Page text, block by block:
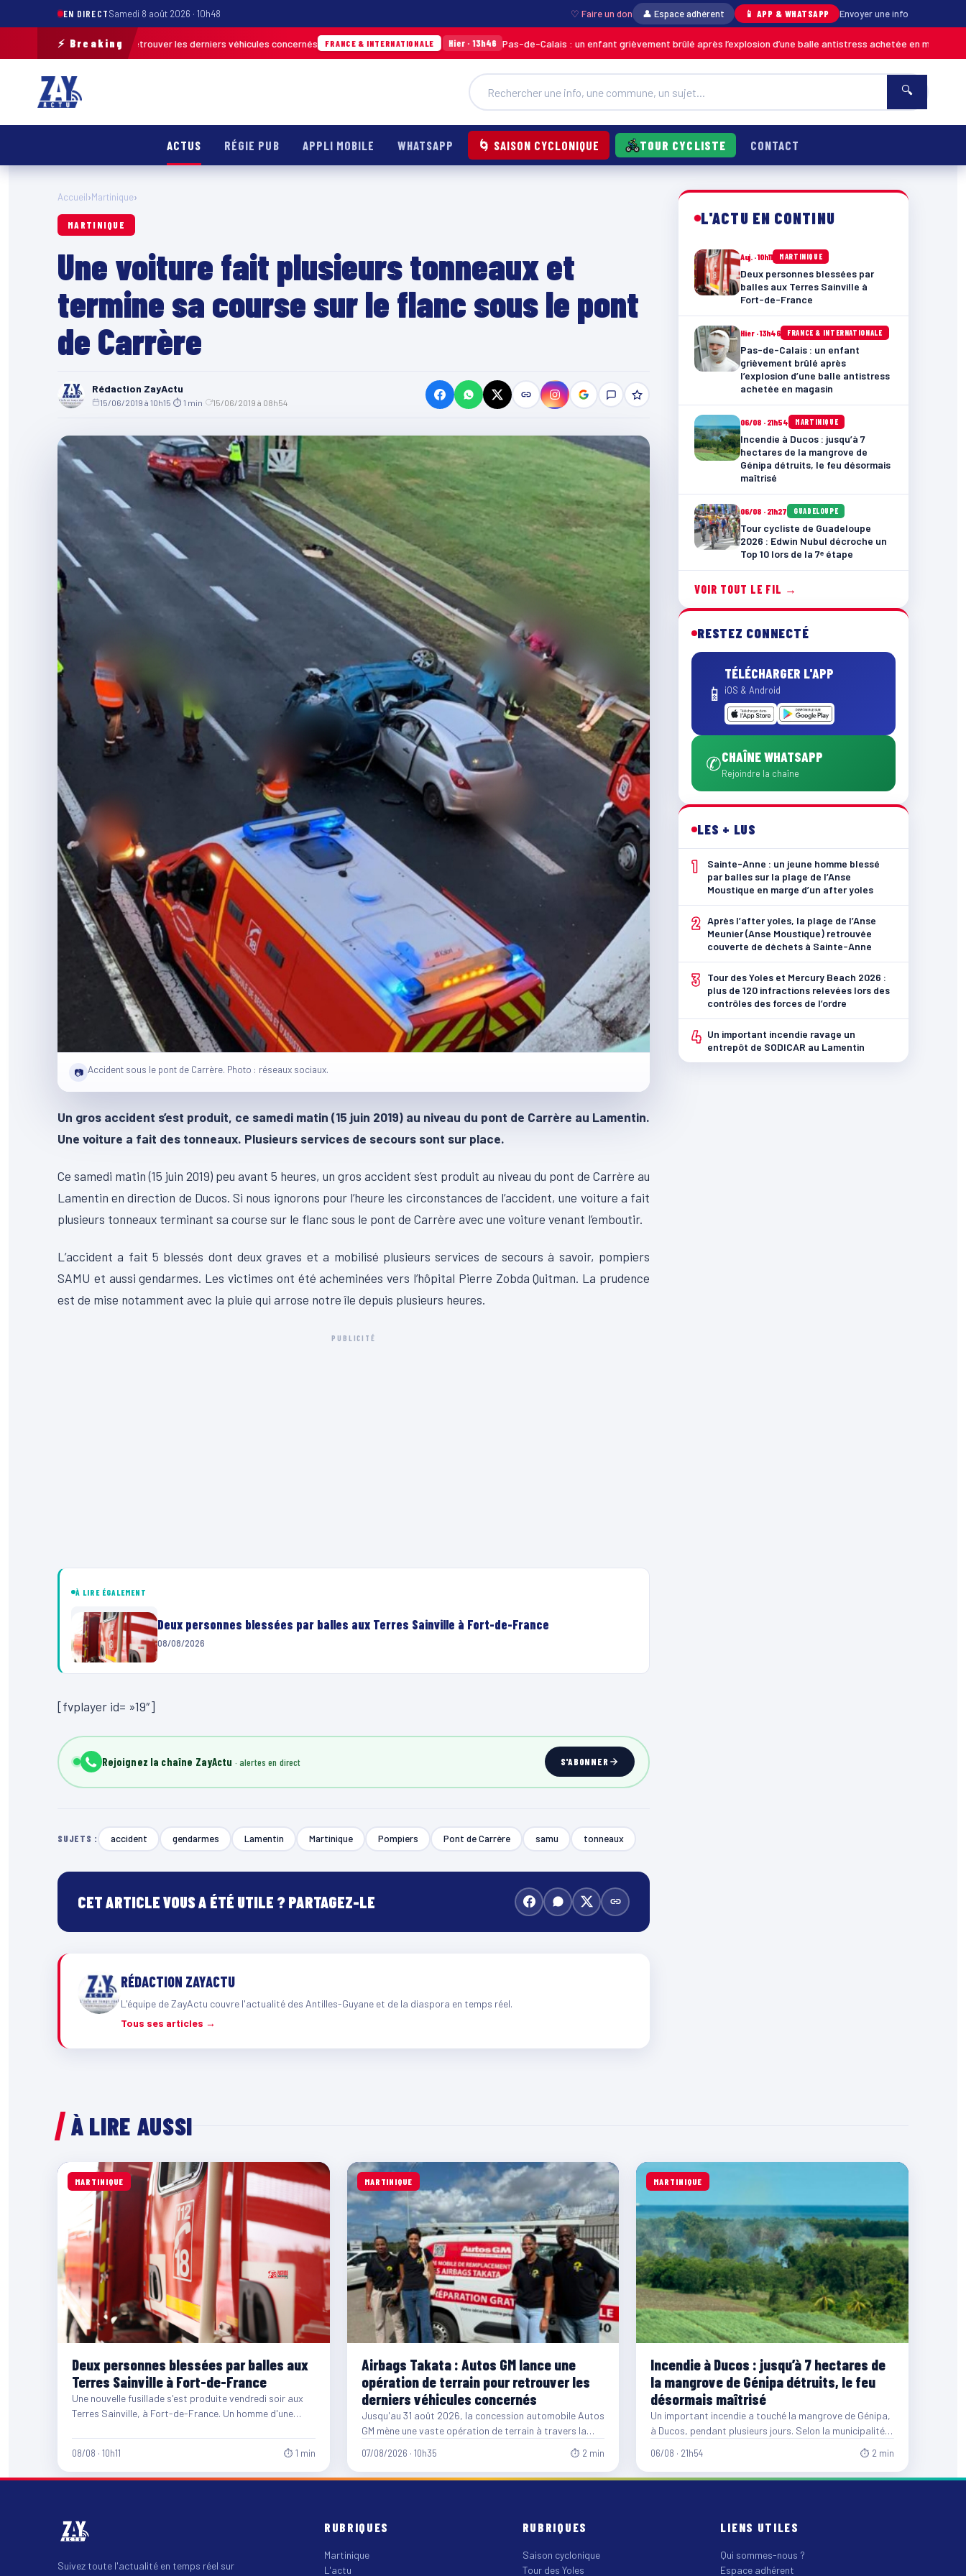
EN DIRECTSamedi 8 août 2026 · 10h48 ♡ Faire un don 👤 Espace adhérent 📱 APP & WHATSAPP Envoyer une info
⚡ Breaking
terrain pour retrouver les derniers véhicules concernés FRANCE & INTERNATIONALE Hier · 13h46 Pas-de-Calais : un enfant grièvement brûlé après l’explosion d’une balle antistress achetée en magasin MARTINIQUE
🔍
ACTUS RÉGIE PUB APPLI MOBILE WHATSAPP 🌀 SAISON CYCLONIQUE TOUR CYCLISTE CONTACT
Accueil›Martinique›
MARTINIQUE
Une voiture fait plusieurs tonneaux et
termine sa course sur le flanc sous le pont
de Carrère
Rédaction ZayActu
15/06/2019 à 10h15 ⏱ 1 min 15/06/2019 à 08h54
📷 Accident sous le pont de Carrère. Photo : réseaux sociaux.
Un gros accident s’est produit, ce samedi matin (15 juin 2019) au niveau du pont de Carrère au Lamentin.
Une voiture a fait des tonneaux. Plusieurs services de secours sont sur place.
Ce samedi matin (15 juin 2019) peu avant 5 heures, un gros accident s’est produit au niveau du pont de Carrère au
Lamentin en direction de Ducos. Si nous ignorons pour l’heure les circonstances de l’accident, une voiture a fait
plusieurs tonneaux terminant sa course sur le flanc sous le pont de Carrère avec une voiture venant l’emboutir.
L’accident a fait 5 blessés dont deux graves et a mobilisé plusieurs services de secours à savoir, pompiers
SAMU et aussi gendarmes. Les victimes ont été acheminées vers l’hôpital Pierre Zobda Quitman. La prudence
est de mise notamment avec la pluie qui arrose notre île depuis plusieurs heures.
PUBLICITÉ
À LIRE ÉGALEMENT
Deux personnes blessées par balles aux Terres Sainville à Fort-de-France
08/08/2026
[fvplayer id= »19″]
Rejoignez la chaîne ZayActu S'ABONNER
SUJETS : accident gendarmes Lamentin Martinique Pompiers Pont de Carrère samu tonneaux
CET ARTICLE VOUS A ÉTÉ UTILE ? PARTAGEZ-LE
RÉDACTION ZAYACTU
L'équipe de ZayActu couvre l'actualité des Antilles-Guyane et de la diaspora en temps réel.
Tous ses articles →
L'ACTU EN CONTINU
Auj. · 10h11 MARTINIQUE
Deux personnes blessées par
balles aux Terres Sainville à
Fort-de-France
Hier · 13h46 FRANCE & INTERNATIONALE
Pas-de-Calais : un enfant
grièvement brûlé après
l’explosion d’une balle antistress
achetée en magasin
06/08 · 21h54 MARTINIQUE
Incendie à Ducos : jusqu’à 7
hectares de la mangrove de
Génipa détruits, le feu désormais
maîtrisé
06/08 · 21h27 GUADELOUPE
Tour cycliste de Guadeloupe
2026 : Edwin Nubul décroche un
Top 10 lors de la 7ᵉ étape
VOIR TOUT LE FIL →
RESTEZ CONNECTÉ
📱
TÉLÉCHARGER L'APP
iOS & Android
✆CHAÎNE WHATSAPP
Rejoindre la chaîne
LES + LUS
1
Sainte-Anne : un jeune homme blessé
par balles sur la plage de l’Anse
Moustique en marge d’un after yoles
2 Après l’after yoles, la plage de l’Anse
Meunier (Anse Moustique) retrouvée
couverte de déchets à Sainte-Anne
3
Tour des Yoles et Mercury Beach 2026 :
plus de 120 infractions relevées lors des
contrôles des forces de l’ordre
4 Un important incendie ravage un
entrepôt de SODICAR au Lamentin
À LIRE AUSSI
MARTINIQUE
Deux personnes blessées par balles aux
Terres Sainville à Fort-de-France
Une nouvelle fusillade s'est produite vendredi soir aux
Terres Sainville, à Fort-de-France. Un homme d'une
08/08 · 10h11 ⏱ 1 min
MARTINIQUE
Airbags Takata : Autos GM lance une
opération de terrain pour retrouver les
derniers véhicules concernés
Jusqu'au 31 août 2026, la concession automobile Autos
GM mène une vaste opération de terrain à travers la…
07/08/2026 · 10h35 ⏱ 2 min
MARTINIQUE
Incendie à Ducos : jusqu’à 7 hectares de
la mangrove de Génipa détruits, le feu
désormais maîtrisé
Un important incendie a touché la mangrove de Génipa,
à Ducos, pendant plusieurs jours. Selon la municipalité,
06/08 · 21h54 ⏱ 2 min
Suivez toute l'actualité en temps réel sur
RUBRIQUES
Martinique
L'actu
RUBRIQUES
Saison cyclonique
Tour des Yoles
LIENS UTILES
Qui sommes-nous ?
Espace adhérent